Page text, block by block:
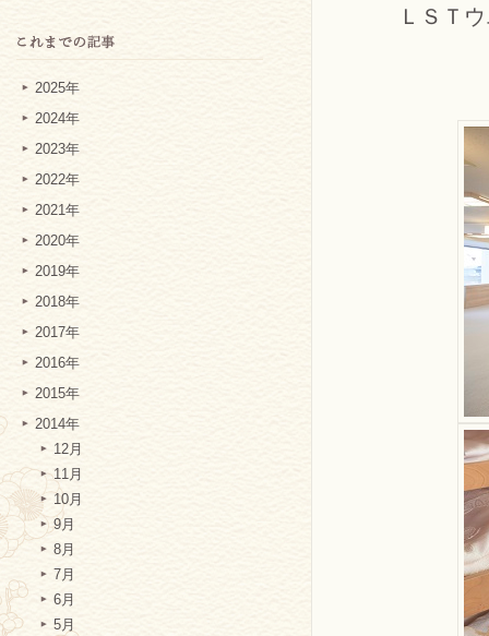
2025年
2024年
2023年
2022年
2021年
2020年
2019年
2018年
2017年
2016年
2015年
2014年
12月
11月
10月
9月
8月
7月
6月
5月
ＬＳＴ